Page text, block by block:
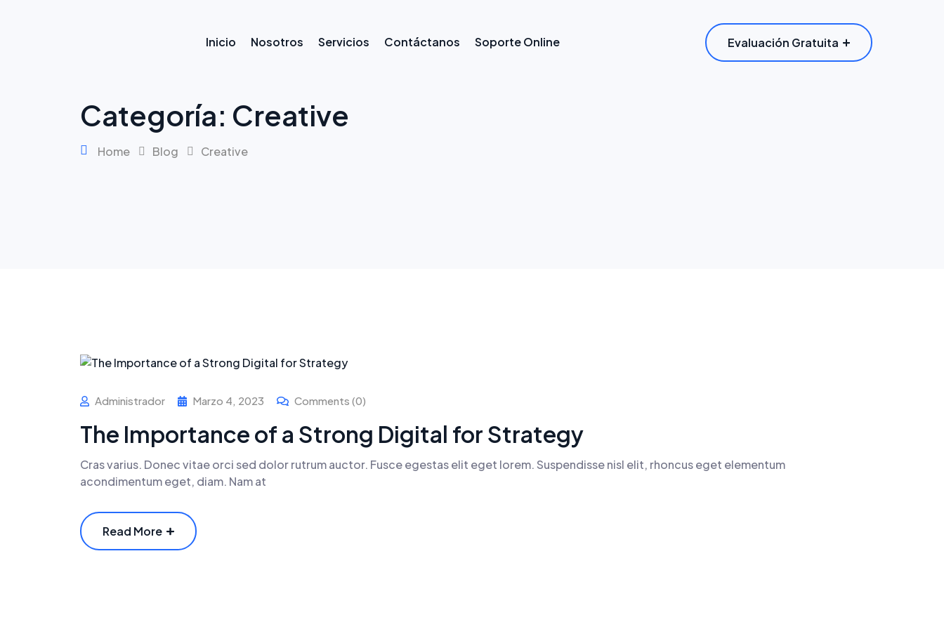
Inicio Nosotros Servicios Contáctanos Soporte Online Evaluación Gratuita
Categoría: Creative
Home Blog Creative
Administrador Marzo 4, 2023 Comments (0)
The Importance of a Strong Digital for Strategy
Cras varius. Donec vitae orci sed dolor rutrum auctor. Fusce egestas elit eget lorem. Suspendisse nisl elit, rhoncus eget elementum
acondimentum eget, diam. Nam at
Read More